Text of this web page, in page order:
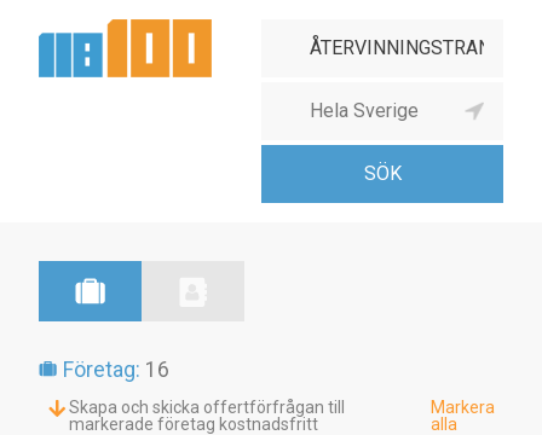
Företag: 16
Skapa och skicka offertförfrågan till
markerade företag kostnadsfritt
Markera
alla